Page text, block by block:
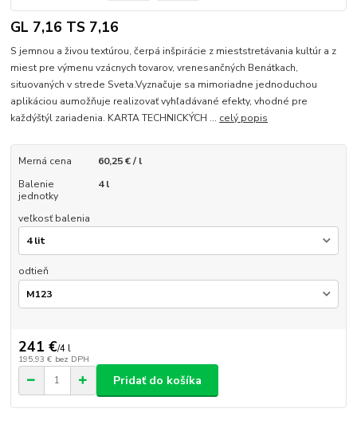
GL 7,16 TS 7,16
S jemnou a živou textúrou, čerpá inšpirácie z mieststretávania kultúr a z
miest pre výmenu vzácnych tovarov, vrenesančných Benátkach,
situovaných v strede Sveta.Vyznačuje sa mimoriadne jednoduchou
aplikáciou aumožňuje realizovať vyhľadávané efekty, vhodné pre
každýštýl zariadenia. KARTA TECHNICKÝCH ... celý popis
Merná cena
60,25 € / l
Balenie
jednotky
4 l
veľkosť balenia
odtieň
241 €/4 l
195,93 € bez DPH
Pridať do košíka